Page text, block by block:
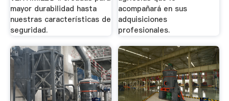
mayor durabilidad hasta
nuestras características de
seguridad.
acompañará en sus
adquisiciones
profesionales.